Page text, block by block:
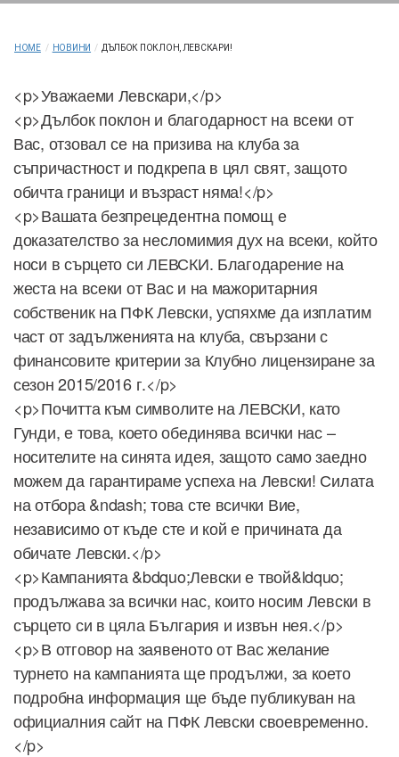
HOME / НОВИНИ / ДЪЛБОК ПОКЛОН, ЛЕВСКАРИ!
<p>Уважаеми Левскари,</p>
<p>Дълбок поклон и благодарност на всеки от
Вас, отзовал се на призива на клуба за
съпричастност и подкрепа в цял свят, защото
обичта граници и възраст няма!</p>
<p>Вашата безпрецедентна помощ е
доказателство за несломимия дух на всеки, който
носи в сърцето си ЛЕВСКИ. Благодарение на
жеста на всеки от Вас и на мажоритарния
собственик на ПФК Левски, успяхме да изплатим
част от задълженията на клуба, свързани с
финансовите критерии за Клубно лицензиране за
сезон 2015/2016 г.</p>
<p>Почитта към символите на ЛЕВСКИ, като
Гунди, е това, което обединява всички нас –
носителите на синята идея, защото само заедно
можем да гарантираме успеха на Левски! Силата
на отбора &ndash; това сте всички Вие,
независимо от къде сте и кой е причината да
обичате Левски.</p>
<p>Кампанията &bdquo;Левски е твой&ldquo;
продължава за всички нас, които носим Левски в
сърцето си в цяла България и извън нея.</p>
<p>В отговор на заявеното от Вас желание
турнето на кампанията ще продължи, за което
подробна информация ще бъде публикуван на
официалния сайт на ПФК Левски своевременно.
</p>